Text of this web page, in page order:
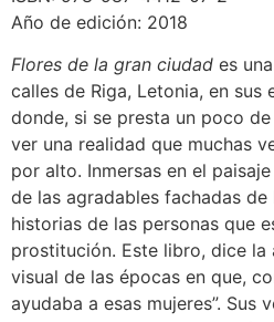
Año de edición: 2018
Flores de la gran ciudad es
calles de Riga, Letonia, en sus
donde, si se presta un poco
ver una realidad que muchas
por alto. Inmersas en el
de las agradables fachadas de
historias de las personas que
prostitución. Este libro, dice la
visual de las épocas en que,
ayudaba a esas mujeres”. Sus